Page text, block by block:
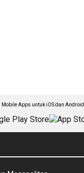
Mobile Apps untuk iOS dan Android